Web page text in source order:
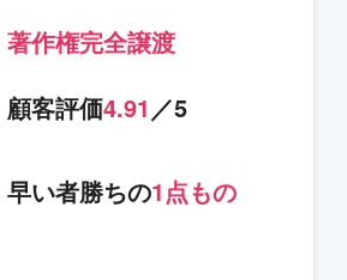
著作権完全譲渡
顧客評価4.91 ／5
早い者勝ちの1点もの